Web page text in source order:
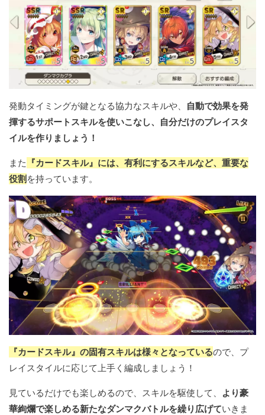
発動タイミングが鍵となる協力なスキルや、
自動で効果を発
揮するサポートスキルを使いこなし、自分だけのプレイスタ
イルを作りましょう！
また 『カードスキル』には、有利にするスキルなど、重要な
役割を持っています。
『カードスキル』の固有スキルは様々となっているので、プ
レイスタイルに応じて上手く編成しましょう！
見ているだけでも楽しめるので、スキルを駆使して、
より豪
華絢爛で楽しめる新たなダンマクバトルを繰り広げていきま